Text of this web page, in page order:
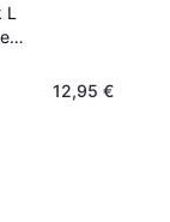
L
12,95 €